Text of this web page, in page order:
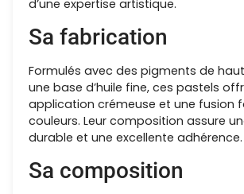
d’une expertise artistique.
Sa fabrication
Formulés avec des pigments de
une base d’huile fine, ces pastels
application crémeuse et une fusion
couleurs. Leur composition assure
durable et une excellente adhérence.
Sa composition